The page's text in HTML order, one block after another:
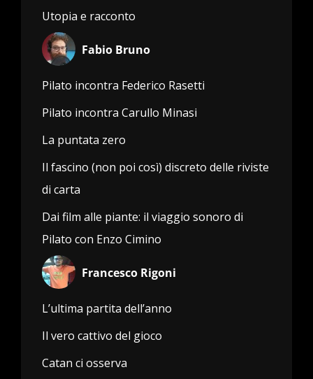
Utopia e racconto
Fabio Bruno
Pilato incontra Federico Rasetti
Pilato incontra Carullo Minasi
La puntata zero
Il fascino (non poi così) discreto delle riviste
di carta
Dai film alle piante: il viaggio sonoro di
Pilato con Enzo Cimino
Francesco Rigoni
L’ultima partita dell’anno
Il vero cattivo del gioco
Catan ci osserva